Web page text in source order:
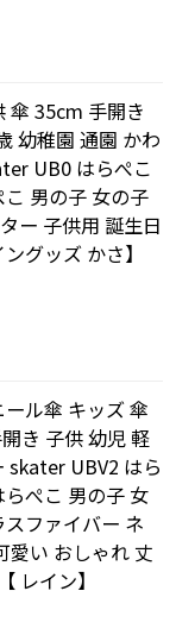
傘 35cm 手開き
幼稚園 通園 かわ
UB0 はらぺこ
男の子 女の子
ー 子供用 誕生日
グッズ かさ】
ル傘 キッズ 傘
き 子供 幼児 軽
skater UBV2 はら
ぺこ 男の子 女
ファイバー ネ
愛い おしゃれ 丈
レイン】